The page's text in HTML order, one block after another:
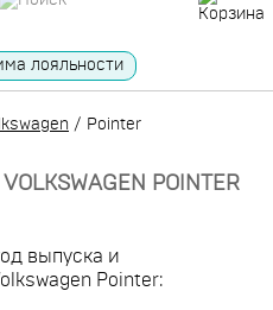
лояльности
/ Pointer
POINTER
выпуска и
Pointer: